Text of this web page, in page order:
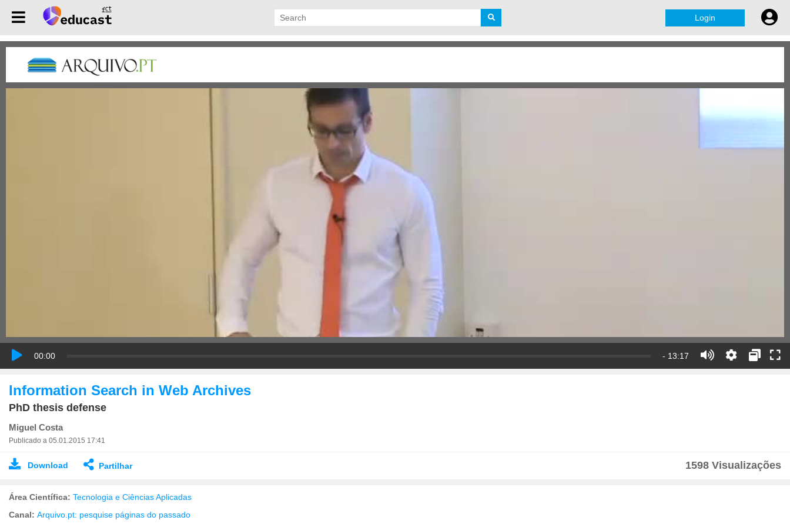
Login
00:00 - 13:17
Information Search in Web Archives
PhD thesis defense
Miguel Costa
Publicado a 05.01.2015 17:41
Download Partilhar 1598 Visualizações
Área Científica: Tecnologia e Ciências Aplicadas
Canal: Arquivo.pt: pesquise páginas do passado